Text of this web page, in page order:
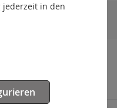
jederzeit in den